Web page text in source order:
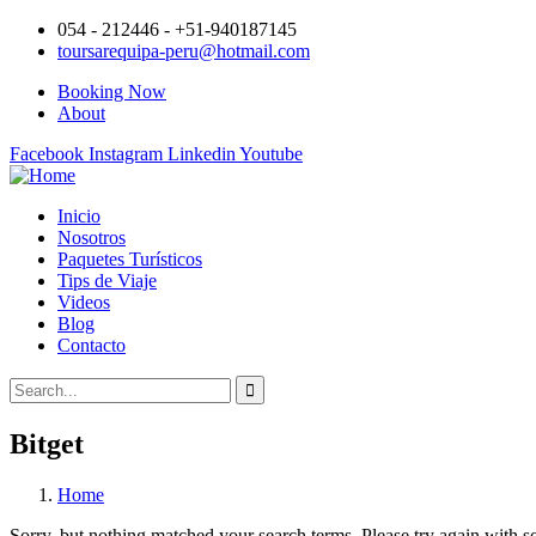
054 - 212446 - +51-940187145
toursarequipa-peru@hotmail.com
Booking Now
About
Facebook Instagram Linkedin Youtube
Inicio
Nosotros
Paquetes Turísticos
Tips de Viaje
Videos
Blog
Contacto
Bitget
Home